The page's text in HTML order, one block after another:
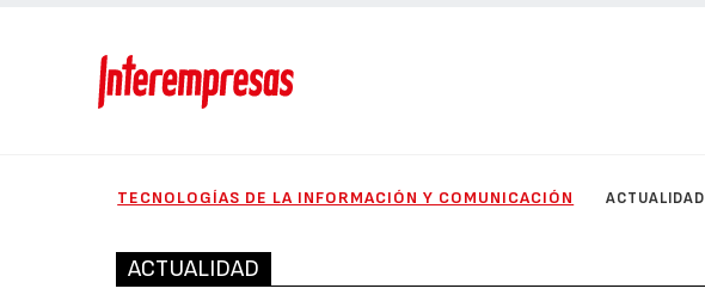
TECNOLOGÍAS DE LA INFORMACIÓN Y COMUNICACIÓN ACTUALIDAD
ACTUALIDAD